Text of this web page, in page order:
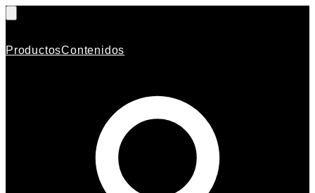
ProductosContenidos